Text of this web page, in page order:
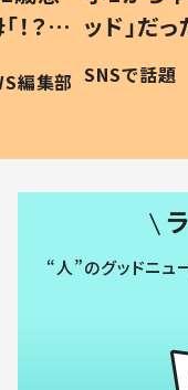
？」
編集部
ッド」だ
作り続
#令和の子
SNSで話題
“人”のグッドニュ